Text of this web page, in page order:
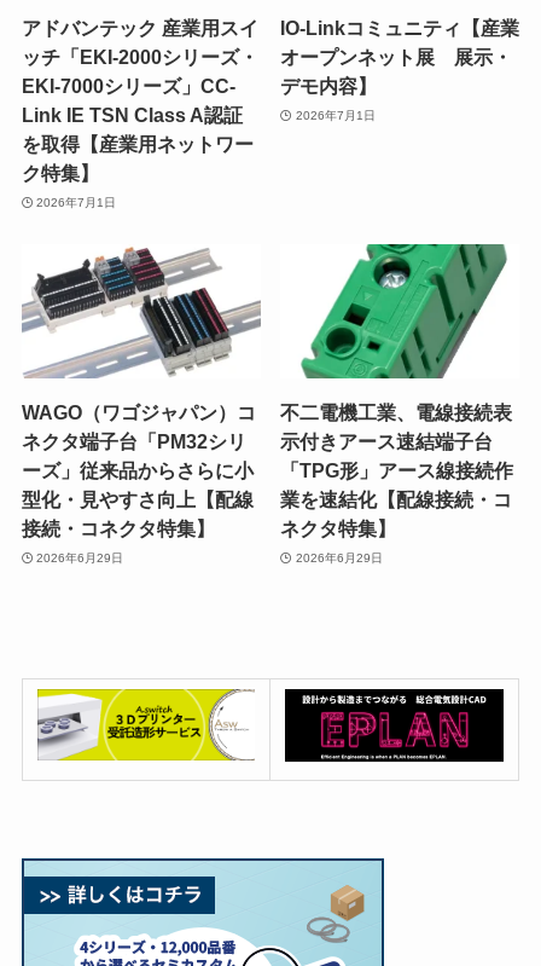
アドバンテック 産業用スイ
ッチ「EKI-2000シリーズ・
EKI-7000シリーズ」CC-
Link IE TSN Class A認証
を取得【産業用ネットワー
ク特集】
2026年7月1日
IO-Linkコミュニティ【産業
オープンネット展 展示・
デモ内容】
2026年7月1日
WAGO（ワゴジャパン）コ
ネクタ端子台「PM32シリ
ーズ」従来品からさらに小
型化・見やすさ向上【配線
接続・コネクタ特集】
2026年6月29日
不二電機工業、電線接続表
示付きアース速結端子台
「TPG形」アース線接続作
業を速結化【配線接続・コ
ネクタ特集】
2026年6月29日